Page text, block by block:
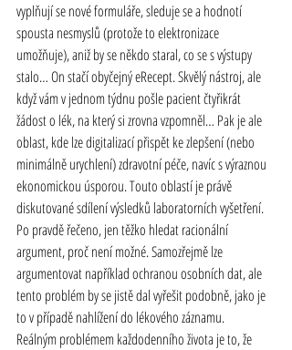
vyplňují se nové formuláře, sleduje se a hodnotí
spousta nesmyslů (protože to elektronizace
umožňuje), aniž by se někdo staral, co se s výstupy
stalo… On stačí obyčejný eRecept. Skvělý nástroj, ale
když vám v jednom týdnu pošle pacient čtyřikrát
žádost o lék, na který si zrovna vzpomněl… Pak je ale
oblast, kde lze digitalizací přispět ke zlepšení (nebo
minimálně urychlení) zdravotní péče, navíc s výraznou
ekonomickou úsporou. Touto oblastí je právě
diskutované sdílení výsledků laboratorních vyšetření.
Po pravdě řečeno, jen těžko hledat racionální
argument, proč není možné. Samozřejmě lze
argumentovat například ochranou osobních dat, ale
tento problém by se jistě dal vyřešit podobně, jako je
to v případě nahlížení do lékového záznamu.
Reálným problémem každodenního života je to, že